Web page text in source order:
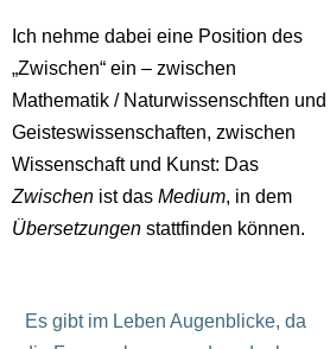
Ich nehme dabei eine Position des
„Zwischen“ ein – zwischen
Mathematik / Naturwissenschften und
Geisteswissenschaften, zwischen
Wissenschaft und Kunst: Das
Zwischen ist das Medium, in dem
Übersetzungen stattfinden können.
Es gibt im Leben Augenblicke, da